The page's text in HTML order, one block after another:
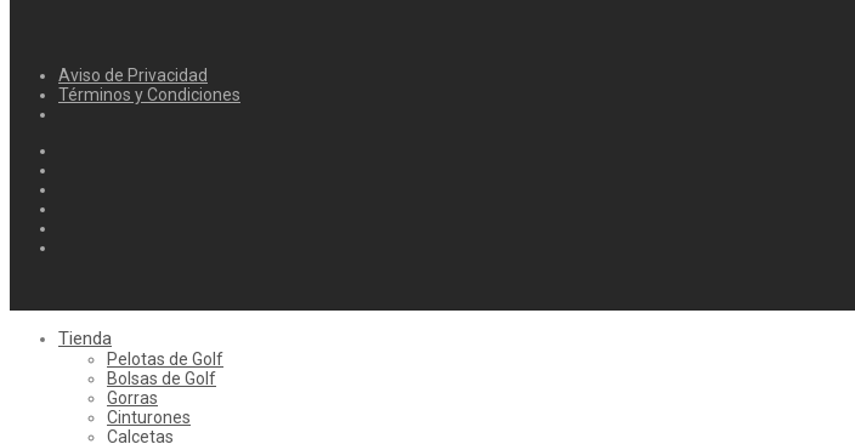
Aviso de Privacidad
Términos y Condiciones
Tienda
Pelotas de Golf
Bolsas de Golf
Gorras
Cinturones
Calcetas